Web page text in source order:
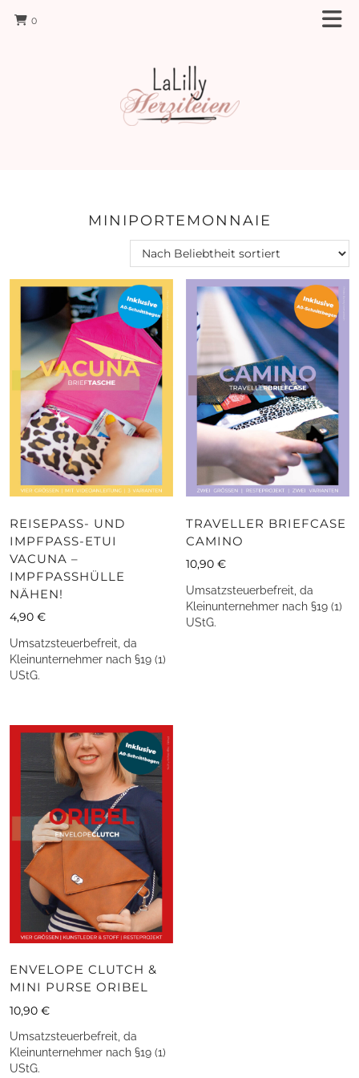
0
MINIPORTEMONNAIE
REISEPASS- UND
IMPFPASS-ETUI
VACUNA –
IMPFPASSHÜLLE
NÄHEN!
4,90 €
Umsatzsteuerbefreit, da
Kleinunternehmer nach §19 (1)
UStG.
TRAVELLER BRIEFCASE
CAMINO
10,90€
Umsatzsteuerbefreit, da
Kleinunternehmer nach §19 (1)
UStG.
ENVELOPE CLUTCH &
MINI PURSE ORIBEL
10,90 €
Umsatzsteuerbefreit, da
Kleinunternehmer nach §19 (1)
UStG.